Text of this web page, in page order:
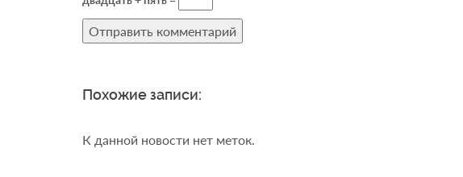
Похожие записи:
К данной новости нет меток.